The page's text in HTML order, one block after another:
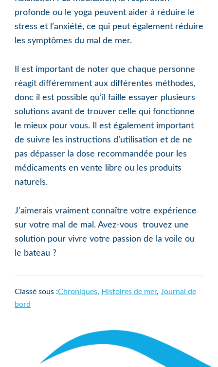
profonde ou le yoga peuvent aider à réduire le
stress et l’anxiété, ce qui peut également réduire
les symptômes du mal de mer.
Il est important de noter que chaque personne
réagit différemment aux différentes méthodes,
donc il est possible qu’il faille essayer plusieurs
solutions avant de trouver celle qui fonctionne
le mieux pour vous. Il est également important
de suivre les instructions d’utilisation et de ne
pas dépasser la dose recommandée pour les
médicaments en vente libre ou les produits
naturels.
J’aimerais vraiment connaître votre expérience
sur votre mal de mal. Avez-vous trouvez une
solution pour vivre votre passion de la voile ou
le bateau ?
Classé sous :Chroniques, Histoires de mer, Journal de
bord